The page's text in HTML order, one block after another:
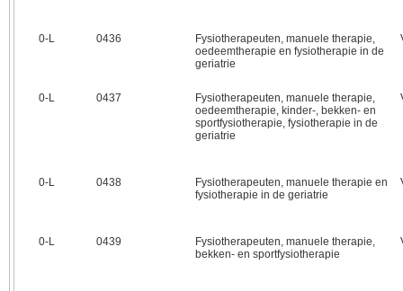
0‑L 0436
Fysiotherapeuten, manuele therapie,
oedeemtherapie en fysiotherapie in de
geriatrie
0‑L 0437
Fysiotherapeuten, manuele therapie,
oedeemtherapie, kinder-, bekken- en
sportfysiotherapie, fysiotherapie in de
geriatrie
0‑L 0438
Fysiotherapeuten, manuele therapie en
fysiotherapie in de geriatrie
0‑L 0439
Fysiotherapeuten, manuele therapie,
bekken- en sportfysiotherapie